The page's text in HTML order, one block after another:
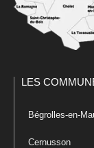
LES
Bégrolles-en-
Cernusson